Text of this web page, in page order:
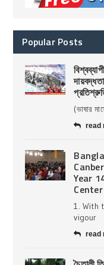
Popular Posts
(ভাষার
read
Year
Center
1. With
vigour
read